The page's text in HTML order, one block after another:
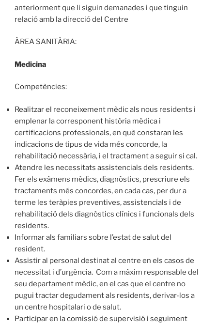
anteriorment que li siguin demanades i que tinguin
relació amb la direcció del Centre
ÀREA SANITÀRIA:
Medicina
Competències:
Realitzar el reconeixement mèdic als nous residents i
emplenar la corresponent història mèdica i
certificacions professionals, en què constaran les
indicacions de tipus de vida més concorde, la
rehabilitació necessària, i el tractament a seguir si cal.
Atendre les necessitats assistencials dels residents.
Fer els exàmens mèdics, diagnòstics, prescriure els
tractaments més concordes, en cada cas, per dur a
terme les teràpies preventives, assistencials i de
rehabilitació dels diagnòstics clínics i funcionals dels
residents.
Informar als familiars sobre l’estat de salut del
resident.
Assistir al personal destinat al centre en els casos de
necessitat i d’urgència. Com a màxim responsable del
seu departament mèdic, en el cas que el centre no
pugui tractar degudament als residents, derivar-los a
un centre hospitalari o de salut.
Participar en la comissió de supervisió i seguiment